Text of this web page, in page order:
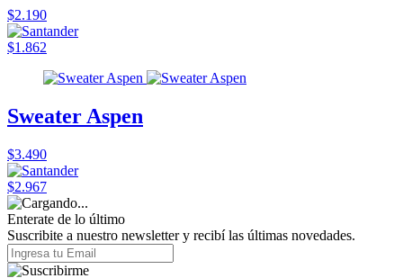
$2.190
$1.862
Sweater Aspen
$3.490
$2.967
Enterate de lo último
Suscribite a nuestro newsletter y recibí las últimas novedades.